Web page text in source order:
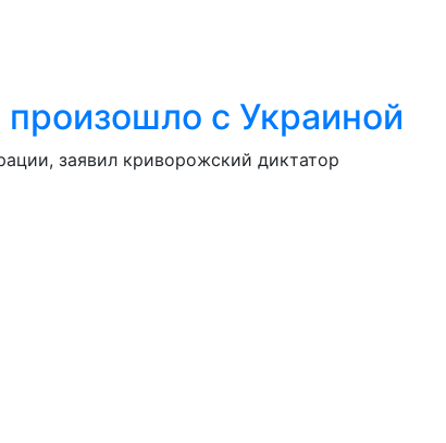
с Украиной
заявил криворожский диктатор